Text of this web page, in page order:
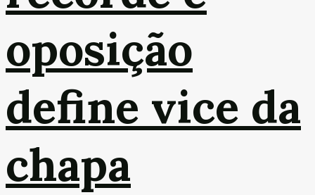
oposição
define vice da
chapa